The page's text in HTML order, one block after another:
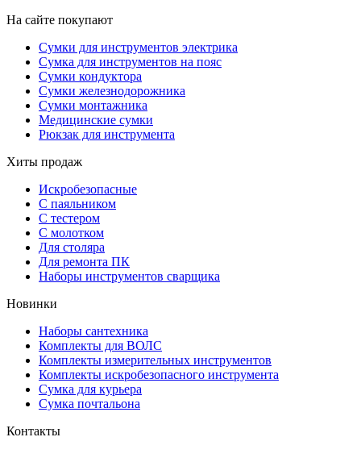
На сайте покупают
Сумки для инструментов электрика
Сумка для инструментов на пояс
Сумки кондуктора
Сумки железнодорожника
Сумки монтажника
Медицинские сумки
Рюкзак для инструмента
Хиты продаж
Искробезопасные
С паяльником
С тестером
С молотком
Для столяра
Для ремонта ПК
Наборы инструментов сварщика
Новинки
Наборы сантехника
Комплекты для ВОЛС
Комплекты измерительных инструментов
Комплекты искробезопасного инструмента
Сумка для курьера
Сумка почтальона
Контакты